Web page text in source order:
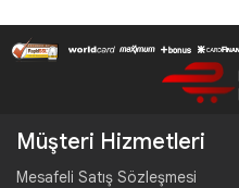
Müşteri Hizmetleri
Mesafeli Satış Sözleşmesi